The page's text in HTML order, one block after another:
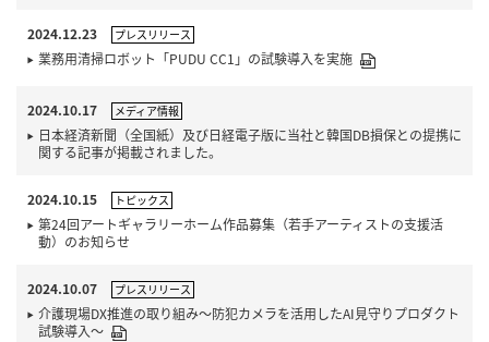
2024.12.23 プレスリリース
業務用清掃ロボット「PUDU CC1」の試験導入を実施
2024.10.17 メディア情報
日本経済新聞（全国紙）及び日経電子版に当社と韓国DB損保との提携に
関する記事が掲載されました。
2024.10.15 トピックス
第24回アートギャラリーホーム作品募集（若手アーティストの支援活
動）のお知らせ
2024.10.07 プレスリリース
介護現場DX推進の取り組み～防犯カメラを活用したAI見守りプロダクト
試験導入～